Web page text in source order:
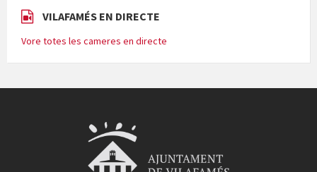
VILAFAMÉS EN DIRECTE
Vore totes les cameres en directe